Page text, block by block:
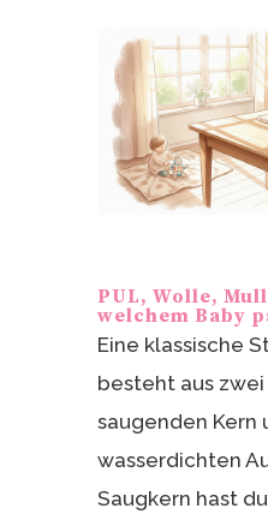
PUL, Wolle,
welchem Baby
Eine klassische
besteht aus zwei
saugenden Kern
wasserdichten
Saugkern hast